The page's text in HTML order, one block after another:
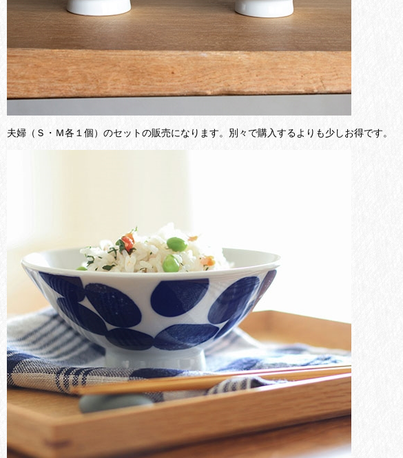
夫婦（Ｓ・Ｍ各１個）のセットの販売になります。別々で購入するよりも少しお得です。